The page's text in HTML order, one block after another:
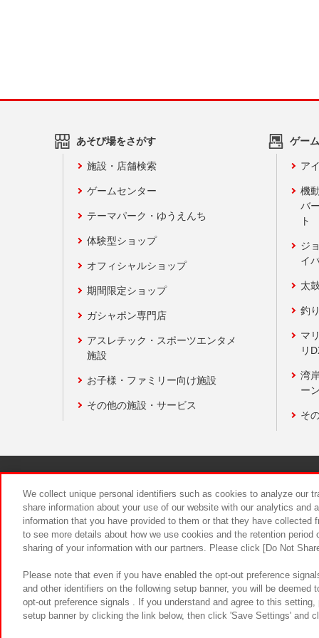
あそび場をさがす
施設・店舗検索
ゲームセンター
テーマパーク・ゆうえんち
体験型ショップ
オフィシャルショップ
期間限定ショップ
ガシャポン専門店
アスレチック・スポーツエンタメ
施設
お子様・ファミリー向け施設
その他の施設・サービス
ゲー
ア
機
バ
ト
ジ
イ
太
釣
マ
リ
湾
ー
そ
食品のご
We collect unique personal identifiers such as cookies to analyze our
share information about your use of our website with our analytics and
information that you have provided to them or that they have
to see more details about how we use cookies and the retention
sharing of your information with our partners. Please click [Do Not
Please note that even if you have enabled the opt-out preference
and other identifiers on the following setup banner, you will be
opt-out preference signals . If you understand and agree to this
setup banner by clicking the link below, then click 'Save Settings' and